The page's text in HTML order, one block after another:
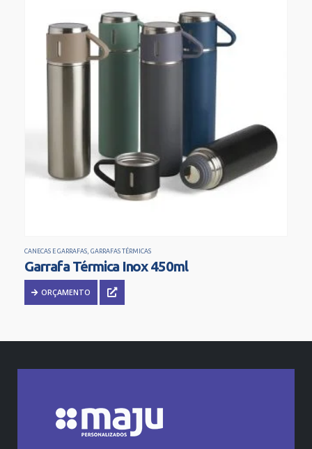
CANECAS E GARRAFAS GARRAFAS TÉRMICAS
Garrafa Térmica Inox 450ml
ORÇAMENTO